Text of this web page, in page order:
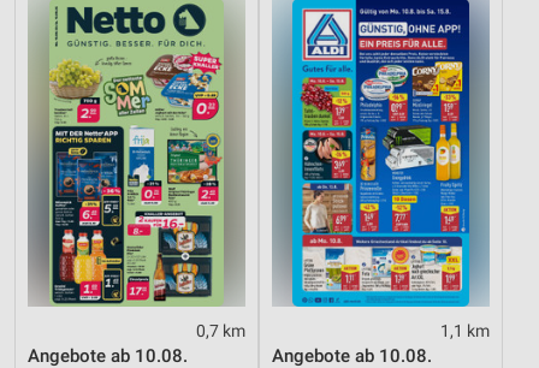
0,7 km
Angebote ab 10.08.
1,1 km
Angebote ab 10.08.
Messung der Werbeleistung
Messung der Performance von Inhalten
Analyse von Zielgruppen durch Statistiken oder
Kombinationen von Daten aus verschiedenen
Quellen
Entwicklung und Verbesserung der Angebote
Verwendung reduzierter Daten zur Auswahl von
Inhalten
Verwendung genauer Standortdaten